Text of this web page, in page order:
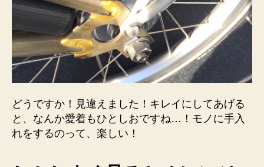
どうですか！見違えました！キレイにしてあげる
と、なんか愛着もひとしおですね…！モノに手入
れをするのって、楽しい！